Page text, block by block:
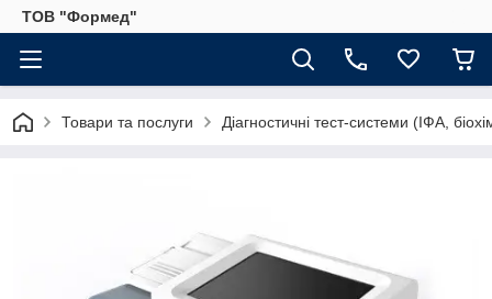
ТОВ "Формед"
Товари та послуги Діагностичні тест-системи (ІФА,